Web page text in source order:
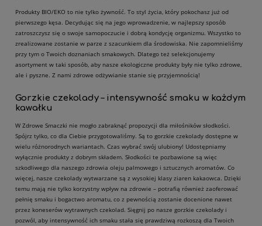
Produkty BIO/EKO to nie tylko żywność. To styl życia, który pokochasz już od
pierwszego kęsa. Decydując się na jego wprowadzenie, w najlepszy sposób
zatroszczysz się o swoje samopoczucie i dobrą kondycję organizmu. Wszystko to
zrealizowane zostanie w parze z szacunkiem dla środowiska. Nie zapomnieliśmy
przy tym o Twoich doznaniach smakowych. Dlatego też selekcjonujemy
asortyment w taki sposób, aby nasze ekologiczne produkty były nie tylko zdrowe,
ale i pyszne. Z nami zdrowe odżywianie stanie się przyjemnością!
Gorzkie czekolady – intensywność smaku w każdym
kawałku
W Zdrowe Smaczki nie mogło zabraknąć propozycji dla miłośników słodkości.
Spójrz tylko, co dla Ciebie przygotowaliśmy. Są to gorzkie czekolady dostępne w
wielu różnorodnych wariantach. Czas wybrać swój ulubiony! Udostępniamy
wyłącznie produkty z dobrym składem. Słodkości te pozbawione są więc
szkodliwego dla naszego zdrowia oleju palmowego i sztucznych aromatów. Co
więcej, nasze czekolady wytwarzane są z wysokiej klasy ziaren kakaowca. Dzięki
temu mają nie tylko korzystny wpływ na zdrowie – potrafią również zaoferować
pełnię smaku i bogactwo aromatu, co z pewnością zostanie docenione nawet
przez koneserów wytrawnych czekolad. Sięgnij po nasze gorzkie czekolady i
pozwól, aby intensywność ich smaku stała się prawdziwą rozkoszą dla Twoich